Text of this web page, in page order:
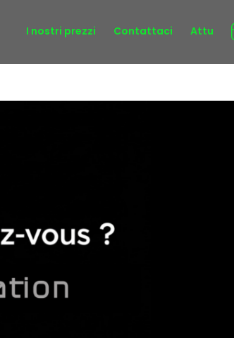
I nostri prezzi Contattaci Attu